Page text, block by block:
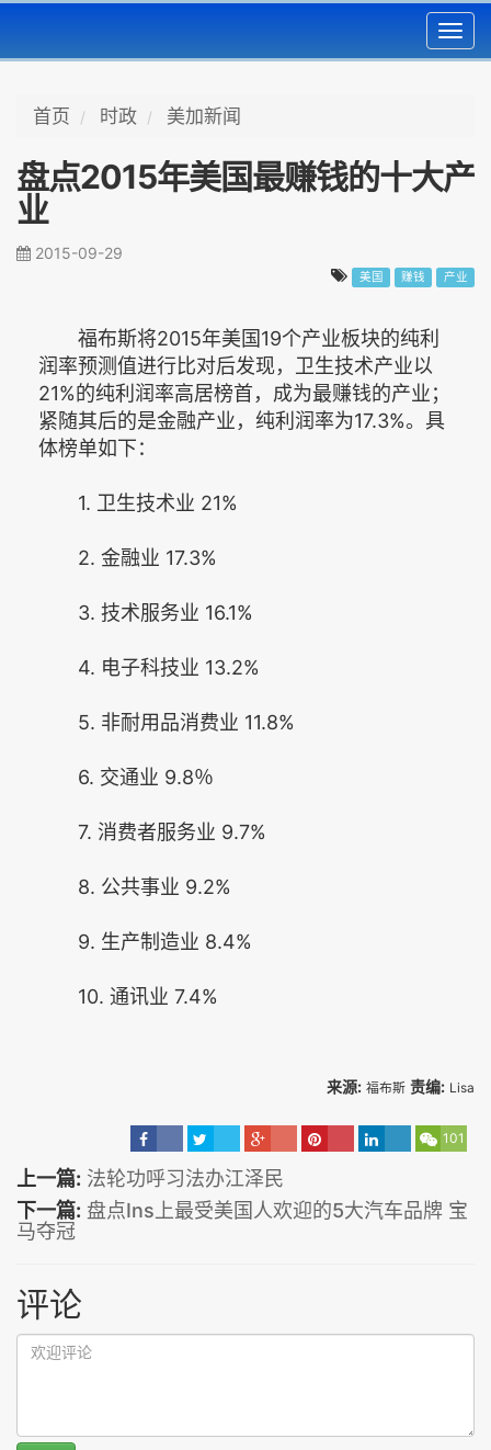
首页 时政 美加新闻
盘点2015年美国最赚钱的十大产
业
2015-09-29
美国 赚钱 产业
福布斯将2015年美国19个产业板块的纯利
润率预测值进行比对后发现，卫生技术产业以
21%的纯利润率高居榜首，成为最赚钱的产业；
紧随其后的是金融产业，纯利润率为17.3%。具
体榜单如下：
1. 卫生技术业 21%
2. 金融业 17.3%
3. 技术服务业 16.1%
4. 电子科技业 13.2%
5. 非耐用品消费业 11.8%
6. 交通业 9.8％
7. 消费者服务业 9.7%
8. 公共事业 9.2%
9. 生产制造业 8.4%
10. 通讯业 7.4%
来源: 福布斯 责编: Lisa
101
上一篇: 法轮功呼习法办江泽民
下一篇: 盘点Ins上最受美国人欢迎的5大汽车品牌 宝
马夺冠
评论